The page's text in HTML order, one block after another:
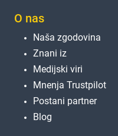
O nas
Naša zgodovina
Znani iz
Medijski viri
Mnenja Trustpilot
Postani partner
Blog